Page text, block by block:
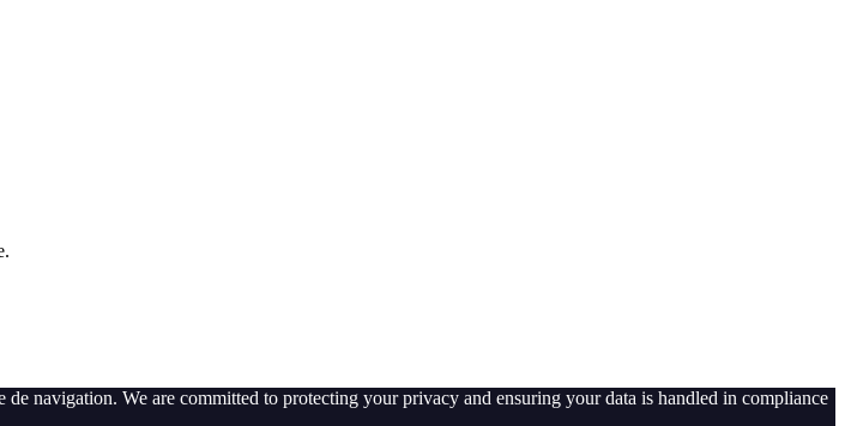
navigation. We are committed to protecting your privacy and ensuring your data is handled in compliance